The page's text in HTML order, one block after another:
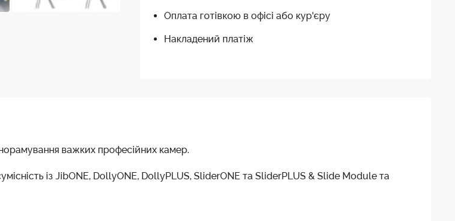
Оплата готівкою в офісі або кур'єру
Накладений платіж
важких професійних камер.
із JibONE, DollyONE, DollyPLUS, SliderONE та SliderPLUS & Slide Module та